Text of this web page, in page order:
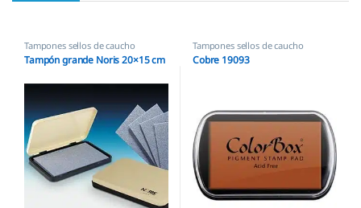
Tampones sellos de caucho
Tampón grande Noris 20×15 cm
Tampones sellos de caucho
Cobre 19093